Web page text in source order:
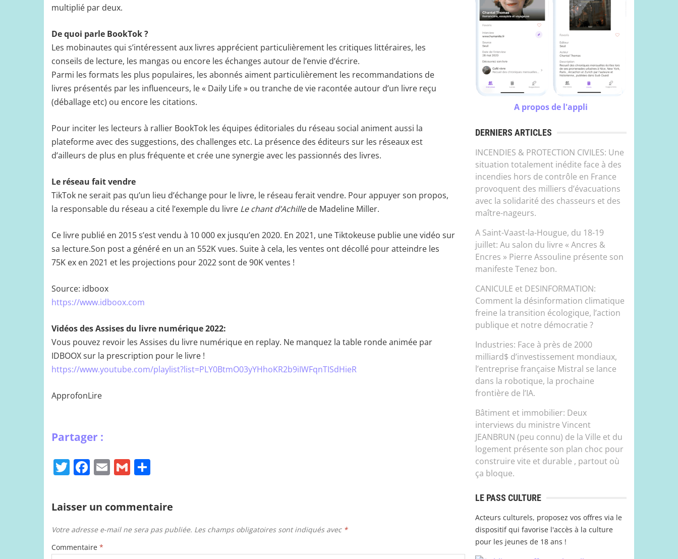
multiplié par deux.
De quoi parle BookTok ?
Les mobinautes qui s’intéressent aux livres apprécient particulièrement les critiques littéraires, les
conseils de lecture, les mangas ou encore les échanges autour de l’envie d’écrire.
Parmi les formats les plus populaires, les abonnés aiment particulièrement les recommandations de
livres présentés par les influenceurs, le « Daily Life » ou tranche de vie racontée autour d’un livre reçu
(déballage etc) ou encore les citations.
Pour inciter les lecteurs à rallier BookTok les équipes éditoriales du réseau social animent aussi la
plateforme avec des suggestions, des challenges etc. La présence des éditeurs sur les réseaux est
d’ailleurs de plus en plus fréquente et crée une synergie avec les passionnés des livres.
Le réseau fait vendre
TikTok ne serait pas qu’un lieu d’échange pour le livre, le réseau ferait vendre. Pour appuyer son propos,
la responsable du réseau a cité l’exemple du livre Le chant d’Achillede Madeline Miller.
Ce livre publié en 2015 s’est vendu à 10 000 ex jusqu’en 2020. En 2021, une Tiktokeuse publie une vidéo sur
sa lecture.Son post a généré en un an 552K vues. Suite à cela, les ventes ont décollé pour atteindre les
75K ex en 2021 et les projections pour 2022 sont de 90K ventes !
Source: idboox
https://www.idboox.com
Vidéos des Assises du livre numérique 2022:
Vous pouvez revoir les Assises du livre numérique en replay. Ne manquez la table ronde animée par
IDBOOX sur la prescription pour le livre !
https://www.youtube.com/playlist?list=PLY0BtmO03yYHhoKR2b9iIWFqnTISdHieR
ApprofonLire
T
itt
er
F
c
e
b
o
E
ai
l
G
ai
l
ta
g
er
Laisser un commentaire
Votre adresse e-mail ne sera pas publiée. Les champs obligatoires sont indiqués avec *
Commentaire *
A propos de l'appli
DERNIERS ARTICLES
INCENDIES & PROTECTION CIVILES: Une
situation totalement inédite face à des
incendies hors de contrôle en France
provoquent des milliers d’évacuations
avec la solidarité des chasseurs et des
maître-nageurs.
A Saint-Vaast-la-Hougue, du 18-19
juillet: Au salon du livre « Ancres &
Encres » Pierre Assouline présente son
manifeste Tenez bon.
CANICULE et DESINFORMATION:
Comment la désinformation climatique
freine la transition écologique, l’action
publique et notre démocratie ?
Industries: Face à près de 2000
milliard$ d’investissement mondiaux,
l’entreprise française Mistral se lance
dans la robotique, la prochaine
frontière de l’IA.
Bâtiment et immobilier: Deux
interviews du ministre Vincent
JEANBRUN (peu connu) de la Ville et du
logement présente son plan choc pour
construire vite et durable , partout où
ça bloque.
LE PASS CULTURE
Acteurs culturels, proposez vos offres via le
dispositif qui favorise l'accès à la culture
pour les jeunes de 18 ans !